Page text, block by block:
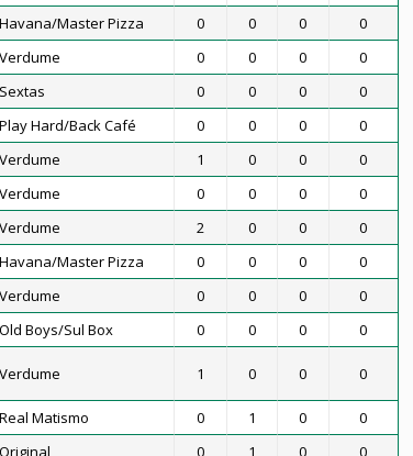
Havana/Master Pizza 0 0 0
0
Verdume 0 0 0
0
Sextas 0 0 0
0
Play Hard/Back Café 0 0 0
0
Verdume 1 0 0
0
Verdume 0 0 0
0
Verdume 2 0 0
0
Havana/Master Pizza 0 0 0
0
Verdume 0 0 0
0
Old Boys/Sul Box 0 0 0 0
Verdume 1 0 0 0
Real Matismo 0 1 0
0
Original 0 1 0
0